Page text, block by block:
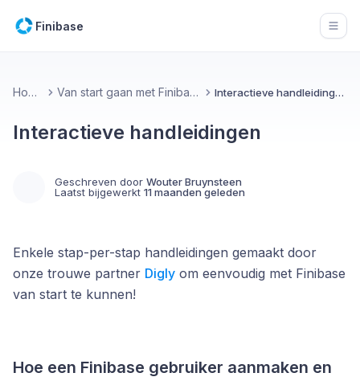
Finibase
Home Van start gaan met Finibase Interactieve handleidingen
Interactieve handleidingen
Geschreven door Wouter Bruynsteen
Laatst bijgewerkt 11 maanden geleden
Enkele stap-per-stap handleidingen gemaakt door
onze trouwe partner Digly om eenvoudig met Finibase
van start te kunnen!
Hoe een Finibase gebruiker aanmaken en